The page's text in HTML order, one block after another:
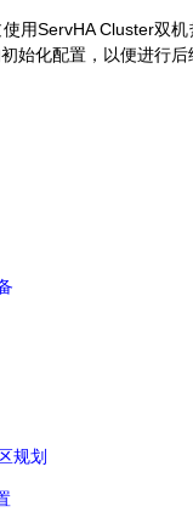
用ServHA Cluster双机
始化配置，以便进行
规划